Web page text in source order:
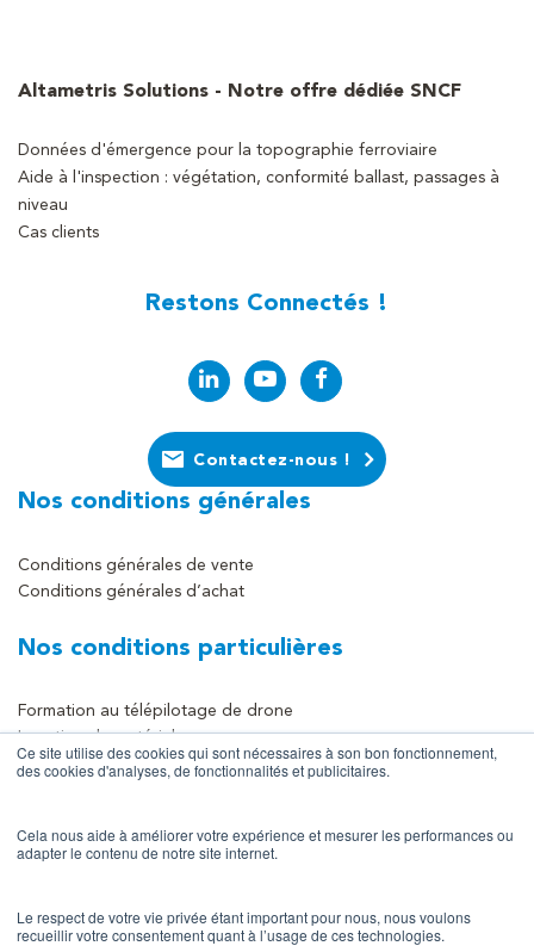
Ce site utilise des cookies qui sont nécessaires à son bon fonctionnement,
des cookies d'analyses, de fonctionnalités et publicitaires.
Cela nous aide à améliorer votre expérience et mesurer les performances ou
adapter le contenu de notre site internet.
Le respect de votre vie privée étant important pour nous, nous voulons
recueillir votre consentement quant à l’usage de ces technologies.
Altametris Solutions - Notre offre dédiée SNCF
Données d'émergence pour la topographie ferroviaire
Aide à l'inspection : végétation, conformité ballast, passages à
niveau
Cas clients
Restons Connectés !
Contactez-nous !
Nos conditions générales
Conditions générales de vente
Conditions générales d’achat
Nos conditions particulières
Formation au télépilotage de drone
Location de matériels
Vente de matériels
Mentions du site
Mentions légales
Politique de confidentialité